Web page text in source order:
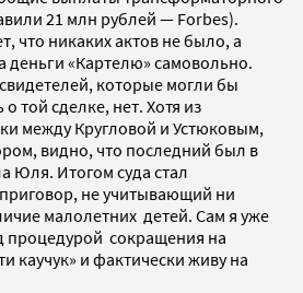
21 млн рублей — Forbes).
что никаких актов не было, а
деньги «Картелю» самовольно.
которые могли бы
той сделке, нет. Хотя из
между Кругловой и Устюковым,
видно, что последний был в
Юля. Итогом суда стал
не учитывающий ни
малолетних детей. Сам я уже
процедурой сокращения на
каучук» и фактически живу на